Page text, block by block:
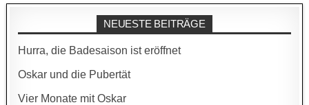
NEUESTE BEITRÄGE
Hurra, die Badesaison ist eröffnet
Oskar und die Pubertät
Vier Monate mit Oskar